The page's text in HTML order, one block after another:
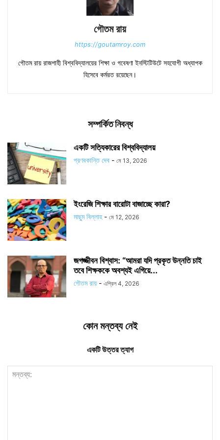
গৌতম রায়
https://goutamroy.com
গৌতম রায় রাজশাহী বিশ্ববিদ্যালয়ের শিক্ষা ও গবেষণা ইনস্টিটিউটে সহযোগী অধ্যাপক
হিসেবে কর্মরত রয়েছেন।
সম্পর্কিত নিবন্ধ
একটি সত্যিকারের বিশ্ববিদ্যালয়
প্রণবকান্তি দেব - মে 13, 2026
ইংরেজি শিক্ষার বারোটা বাজাচ্ছে কারা?
মাছুম বিল্লাহ - মে 12, 2026
জগজ্জীবন বিশ্বাস: “আমরা যদি প্রকৃত উন্নতি চাই
তবে শিক্ষককে অবশ্যই এগিয়ে...
গৌতম রায় - এপ্রিল 4, 2026
কোন মন্তব্য নেই
একটি উত্তর ত্যাগ